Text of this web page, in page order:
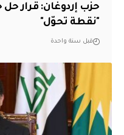
حزب إردوغان: قرار
"نقطة تحوّل"
قبل سنة واحدة